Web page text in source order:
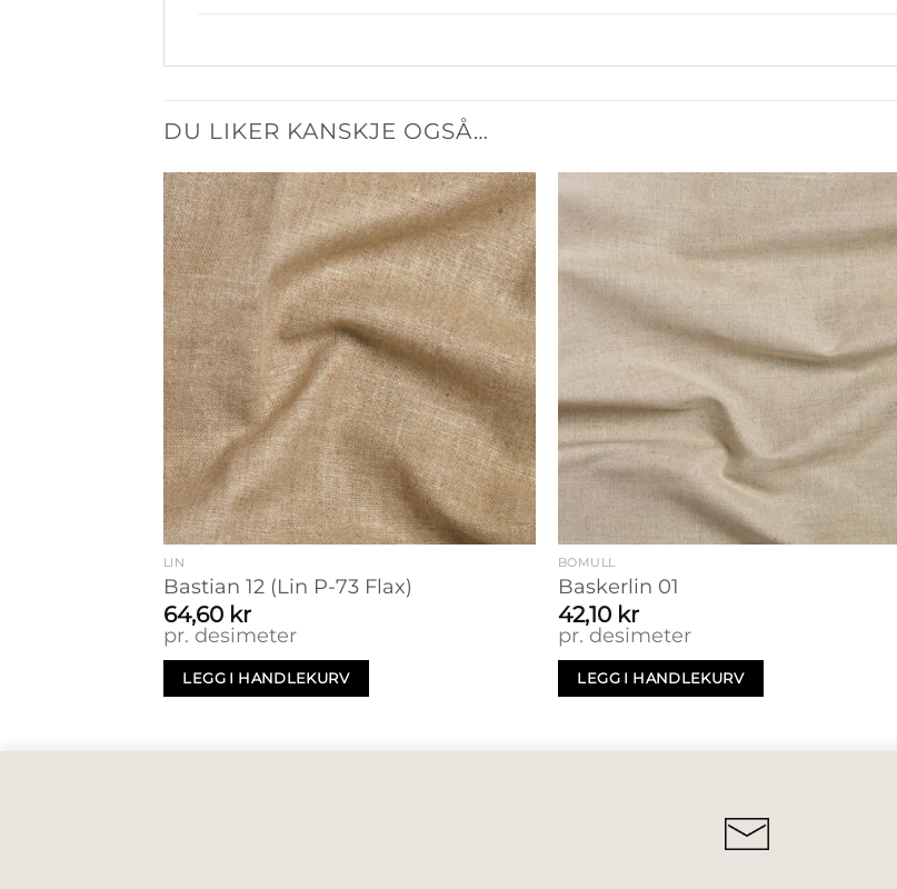
DU LIKER KANSKJE OGSÅ…
LIN
Bastian 12 (Lin P-73 Flax)
64,60 kr
pr. desimeter
LEGG I HANDLEKURV
BOMULL
Baskerlin 01
42,10 kr
pr. desimeter
LEGG I HANDLEKURV